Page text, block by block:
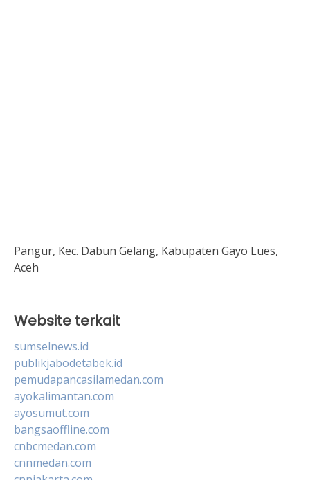
Pangur, Kec. Dabun Gelang, Kabupaten Gayo Lues,
Aceh
Website terkait
sumselnews.id
publikjabodetabek.id
pemudapancasilamedan.com
ayokalimantan.com
ayosumut.com
bangsaoffline.com
cnbcmedan.com
cnnmedan.com